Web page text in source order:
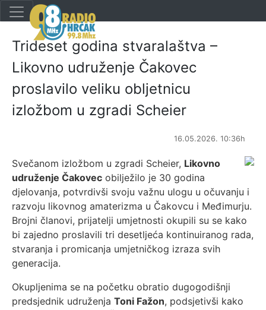
Trideset godina stvaralaštva –
Likovno udruženje Čakovec
proslavilo veliku obljetnicu
izložbom u zgradi Scheier
16.05.2026. 10:36h
Svečanom izložbom u zgradi Scheier, Likovno
udruženje Čakovec obilježilo je 30 godina
djelovanja, potvrdivši svoju važnu ulogu u očuvanju i
razvoju likovnog amaterizma u Čakovcu i Međimurju.
Brojni članovi, prijatelji umjetnosti okupili su se kako
bi zajedno proslavili tri desetljeća kontinuiranog rada,
stvaranja i promicanja umjetničkog izraza svih
generacija.
Okupljenima se na početku obratio dugogodišnji
predsjednik udruženja Toni Fažon, podsjetivši kako